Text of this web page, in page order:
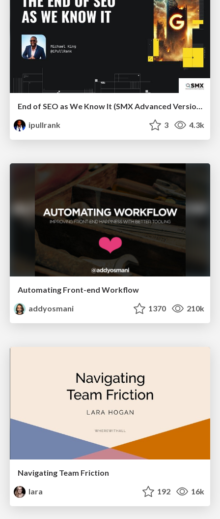
End of SEO as We Know It (SMX Advanced Version)
ipullrank
3 4.3k
Automating Front-end Workflow
addyosmani
1370 210k
Navigating Team Friction
lara
192 16k